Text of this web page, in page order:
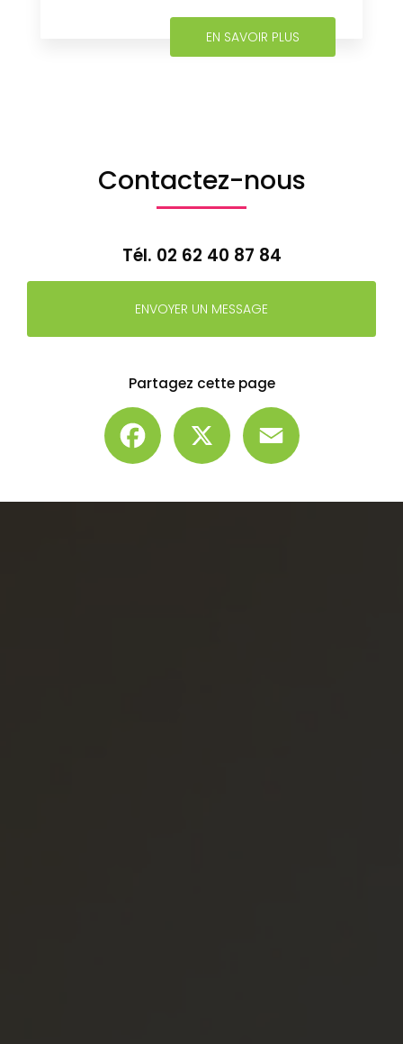
EN SAVOIR PLUS
Contactez-nous
Tél. 02 62 40 87 84
ENVOYER UN MESSAGE
Partagez cette page
Facebook